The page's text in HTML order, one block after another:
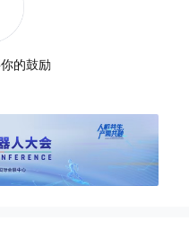
的鼓励